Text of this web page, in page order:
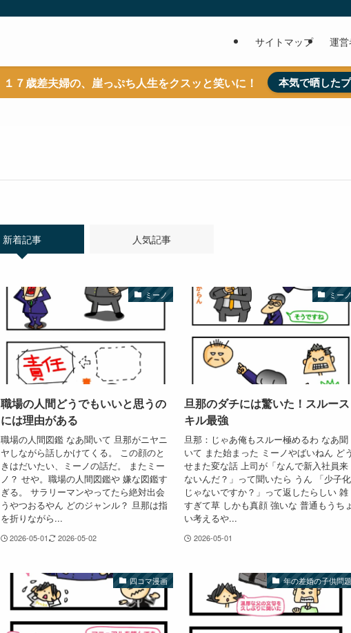
サイトマップ 運
１７歳差夫婦の、崖っぷち人生をクスッと笑いに！ 本気で晒した
新着記事 人気記事
ミーノ
職場の人間どうでもいいと思うの
には理由がある
職場の人間図鑑 なあ聞いて 旦那がニヤニ
ヤしながら話しかけてくる。 この顔のと
きはだいたい、ミーノの話だ。 またミー
ノ？ せや。職場の人間図鑑や 嫌な図鑑す
ぎる。 サラリーマンやってたら絶対出会
うやつおるやん どのジャンル？ 旦那は指
を折りながら...
2026-05-01 2026-05-02
ミーノ
旦那のダチには驚いた！スルース
キル最強
旦那：じゃあ俺もスルー極めるわ なあ聞
いて また始まった ミーノやばいねん どう
せまた変な話 上司が「なんで新入社員来
ないんだ？」って聞いたら うん 「少子化
じゃないですか？」って返したらしい 雑
すぎて草 しかも真顔 強いな 普通もうちょ
い考えるや...
2026-05-01
四コマ漫画 年の差婚の子供問題